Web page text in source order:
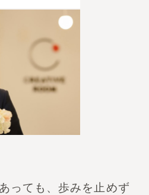
っても、歩みを止めず